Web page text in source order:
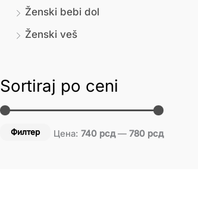
Ženski bebi dol
Ženski veš
Sortiraj po ceni
Филтер Цена: 740 рсд— 780 рсд